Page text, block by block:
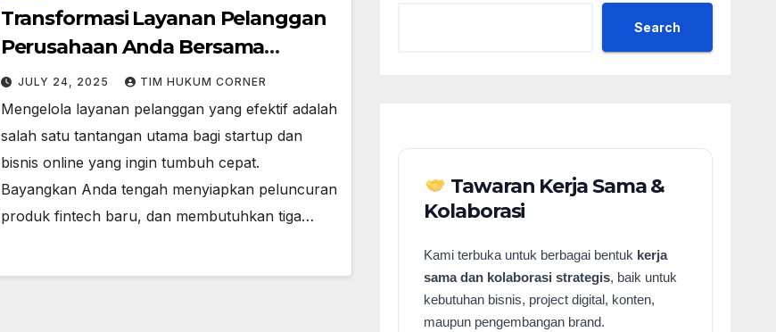
Transformasi Layanan Pelanggan
Perusahaan Anda Bersama
CallOn.id
JULY 24, 2025 TIM HUKUM CORNER
Mengelola layanan pelanggan yang efektif adalah
salah satu tantangan utama bagi startup dan
bisnis online yang ingin tumbuh cepat.
Bayangkan Anda tengah menyiapkan peluncuran
produk fintech baru, dan membutuhkan tiga…
Search
Tawaran Kerja Sama &
Kolaborasi
Kami terbuka untuk berbagai bentuk kerja
sama dan kolaborasi strategis, baik untuk
kebutuhan bisnis, project digital, konten,
maupun pengembangan brand.